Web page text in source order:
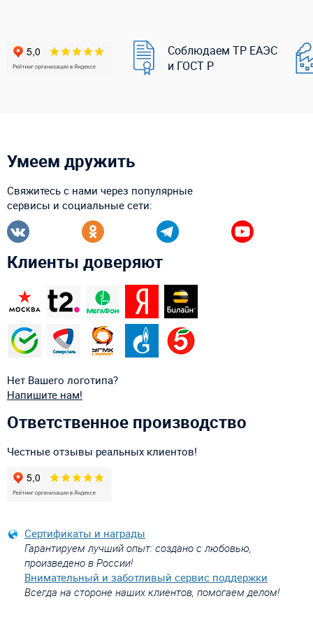
Соблюдаем ТР ЕАЭС
и ГОСТ Р
Умеем дружить
Свяжитесь с нами через популярные
сервисы и социальные сети:
Клиенты доверяют
Нет Вашего логотипа?
Напишите нам!
Ответственное производство
Честные отзывы реальных клиентов!
Сертификаты и награды
Гарантируем лучший опыт: создано с любовью,
произведено в России!
Внимательный и заботливый сервис поддержки
Всегда на стороне наших клиентов, помогаем делом!